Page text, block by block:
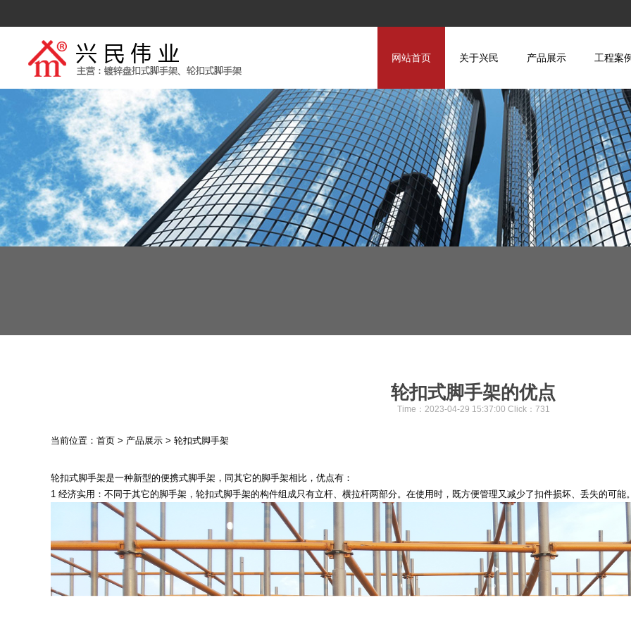
网站首页 关于兴民 产品展示 工程案
轮扣式脚手架的优点
Time：2023-04-29 15:37:00 Click： 731
当前位置： 首页 > 产品展示 > 轮扣式脚手架
轮扣式脚手架是一种新型的便携式脚手架，同其它的脚手架相比，优点有：
1 经济实用：不同于其它的脚手架，轮扣式脚手架的构件组成只有立杆、横拉杆两部分。在使用时，既方便管理又减少了扣件损坏、丢失的可能